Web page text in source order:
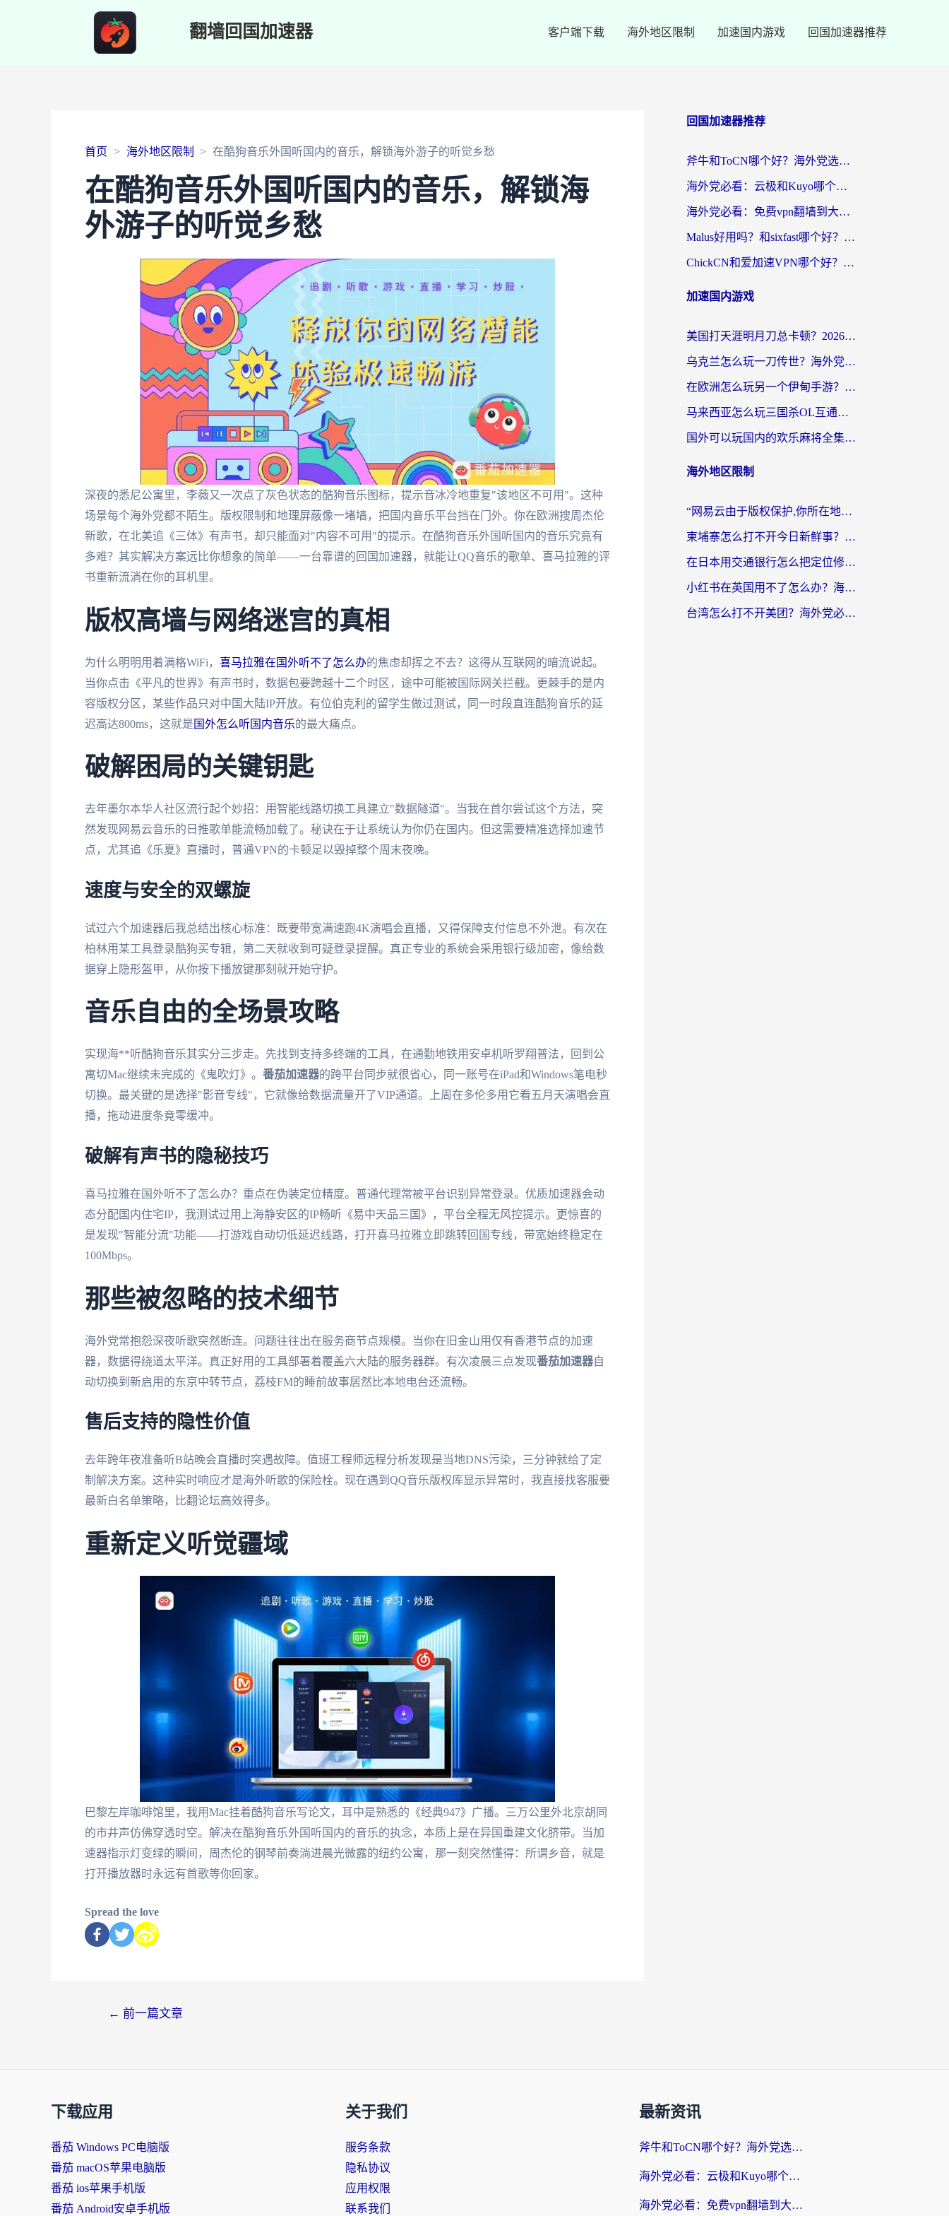
翻墙回国加速器 客户端下载 海外地区限制 加速国内游戏 回国加速器推荐
首页 海外地区限制 在酷狗音乐外国听国内的音乐，解锁海外游子的听觉乡愁
在酷狗音乐外国听国内的音乐，解锁海
外游子的听觉乡愁
深夜的悉尼公寓里，李薇又一次点了灰色状态的酷狗音乐图标，提示音冰冷地重复"该地区不可用"。这种
场景每个海外党都不陌生。版权限制和地理屏蔽像一堵墙，把国内音乐平台挡在门外。你在欧洲搜周杰伦
新歌，在北美追《三体》有声书，却只能面对"内容不可用"的提示。在酷狗音乐外国听国内的音乐究竟有
多难？其实解决方案远比你想象的简单——一台靠谱的回国加速器，就能让QQ音乐的歌单、喜马拉雅的评
书重新流淌在你的耳机里。
版权高墙与网络迷宫的真相
为什么明明用着满格WiFi， 喜马拉雅在国外听不了怎么办的焦虑却挥之不去？这得从互联网的暗流说起。
当你点击《平凡的世界》有声书时，数据包要跨越十二个时区，途中可能被国际网关拦截。更棘手的是内
容版权分区，某些作品只对中国大陆IP开放。有位伯克利的留学生做过测试，同一时段直连酷狗音乐的延
迟高达800ms，这就是 国外怎么听国内音乐的最大痛点。
破解困局的关键钥匙
去年墨尔本华人社区流行起个妙招：用智能线路切换工具建立"数据隧道"。当我在首尔尝试这个方法，突
然发现网易云音乐的日推歌单能流畅加载了。秘诀在于让系统认为你仍在国内。但这需要精准选择加速节
点，尤其追《乐夏》直播时，普通VPN的卡顿足以毁掉整个周末夜晚。
速度与安全的双螺旋
试过六个加速器后我总结出核心标准：既要带宽满速跑4K演唱会直播，又得保障支付信息不外泄。有次在
柏林用某工具登录酷狗买专辑，第二天就收到可疑登录提醒。真正专业的系统会采用银行级加密，像给数
据穿上隐形盔甲，从你按下播放键那刻就开始守护。
音乐自由的全场景攻略
实现海**听酷狗音乐其实分三步走。先找到支持多终端的工具，在通勤地铁用安卓机听罗翔普法，回到公
寓切Mac继续未完成的《鬼吹灯》。 番茄加速器的跨平台同步就很省心，同一账号在iPad和Windows笔电秒
切换。最关键的是选择"影音专线"，它就像给数据流量开了VIP通道。上周在多伦多用它看五月天演唱会直
播，拖动进度条竟零缓冲。
破解有声书的隐秘技巧
喜马拉雅在国外听不了怎么办？重点在伪装定位精度。普通代理常被平台识别异常登录。优质加速器会动
态分配国内住宅IP，我测试过用上海静安区的IP畅听《易中天品三国》，平台全程无风控提示。更惊喜的
是发现"智能分流"功能——打游戏自动切低延迟线路，打开喜马拉雅立即跳转回国专线，带宽始终稳定在
100Mbps。
那些被忽略的技术细节
海外党常抱怨深夜听歌突然断连。问题往往出在服务商节点规模。当你在旧金山用仅有香港节点的加速
器，数据得绕道太平洋。真正好用的工具部署着覆盖六大陆的服务器群。有次凌晨三点发现番茄加速器自
动切换到新启用的东京中转节点，荔枝FM的睡前故事居然比本地电台还流畅。
售后支持的隐性价值
去年跨年夜准备听B站晚会直播时突遇故障。值班工程师远程分析发现是当地DNS污染，三分钟就给了定
制解决方案。这种实时响应才是海外听歌的保险栓。现在遇到QQ音乐版权库显示异常时，我直接找客服要
最新白名单策略，比翻论坛高效得多。
重新定义听觉疆域
巴黎左岸咖啡馆里，我用Mac挂着酷狗音乐写论文，耳中是熟悉的《经典947》广播。三万公里外北京胡同
的市井声仿佛穿透时空。解决在酷狗音乐外国听国内的音乐的执念，本质上是在异国重建文化脐带。当加
速器指示灯变绿的瞬间，周杰伦的钢琴前奏淌进晨光微露的纽约公寓，那一刻突然懂得：所谓乡音，就是
打开播放器时永远有首歌等你回家。
Spread the love
← 前一篇文章
回国加速器推荐
斧牛和ToCN哪个好？海外党选回国加速器的避坑指南（附免费工具推荐）
海外党必看：云极和Kuyo哪个好？3招选对回国加速器，无缝刷国内资源
海外党必看：免费vpn翻墙到大陆？别踩坑！教你选对回国加速器无缝追剧玩游戏
Malus好用吗？和sixfast哪个好？海外华人亲测3款热门回国加速器，附排名指南
ChickCN和爱加速VPN哪个好？海外党亲测3款回国加速器，这一款才是无缝访问国内资源的最优解
加速国内游戏
美国打天涯明月刀总卡顿？2026实测有效的加速器推荐（附跨平台使用技巧）
乌克兰怎么玩一刀传世？海外党国服游戏加速终极指南（附天下-异兽山海街头篮球实测）
在欧洲怎么玩另一个伊甸手游？海外党亲测有效的国服游戏加速指南
马来西亚怎么玩三国杀OL互通版？海外党必看的国服游戏加速器避坑指南
国外可以玩国内的欢乐麻将全集吗？海外党亲测有效的国服游戏加速指南
海外地区限制
“网易云由于版权保护,你所在地区”无法播放？海外党听国内音乐听书的加速器选择指南
柬埔寨怎么打不开今日新鲜事？海外华人追剧看新闻的加速器选择指南
在日本用交通银行怎么把定位修改到中国国内？海外党必备实用指南（附追剧支付社交全解）
小红书在英国用不了怎么办？海外党必看的回国加速解决方案
台湾怎么打不开美团？海外党必看：3个实用技巧解决国内App地区限制难题
下载应用
番茄 Windows PC电脑版
番茄 macOS苹果电脑版
番茄 ios苹果手机版
番茄 Android安卓手机版
关于我们
服务条款
隐私协议
应用权限
联系我们
最新资讯
斧牛和ToCN哪个好？海外党选回国加速器的避坑指南（附免费工具推荐）
海外党必看：云极和Kuyo哪个好？3招选对回国加速器，无缝刷国内资源
海外党必看：免费vpn翻墙到大陆？别踩坑！教你选对回国加速器无缝追剧玩游戏